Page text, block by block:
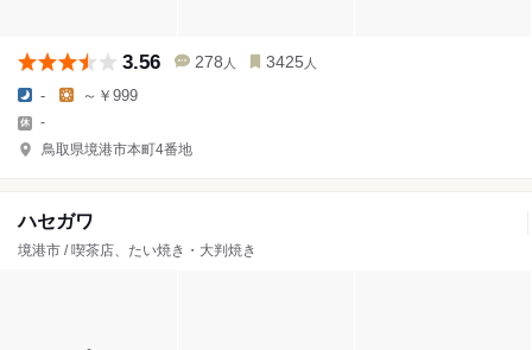
3.56 278 人 3425 人
- ～￥999
-
鳥取県境港市本町4番地
ハセガワ
境港市 / 喫茶店、たい焼き・大判焼き